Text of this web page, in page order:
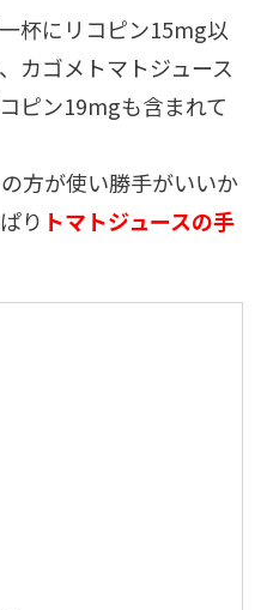
杯にリコピン15mg以
カゴメトマトジュース
ピン19mgも含まれて
方が使い勝手がいいか
り トマトジュースの手